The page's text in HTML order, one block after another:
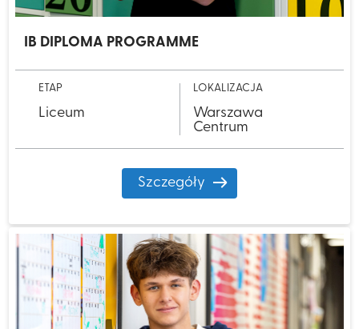
IB​ DIPLOMA PROGRAMME
ETAP
Liceum
LOKALIZACJA
Warszawa
Centrum
Szczegóły